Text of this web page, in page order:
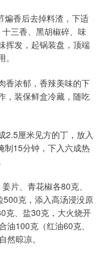
煸香后去掉料渣，下适
三香、黑胡椒碎、味
挥发，起锅装盘，顶端
香浓郁，香辣美味的下
，装保鲜盒冷藏，随吃
2.5厘米见方的丁，放入
制15分钟，下入六成热
片、青花椒各80克、
克，添入高汤浸没原
克、盐30克，大火烧开
100克（红油60克、
然晾凉。